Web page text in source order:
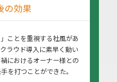
の効果
」ことを重視する社風があ
ラウド導入に素早く動い
におけるオーナー様との
を打つことができた。